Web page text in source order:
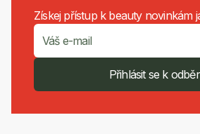
Získej přístup k beauty novinkám
Přihlásit se k